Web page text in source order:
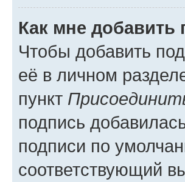
Как мне
Чтобы добавить
её в личном
пункт
подпись
подписи по
соответствующий